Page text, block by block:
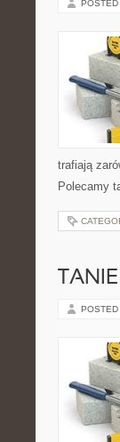
POSTED
trafiają
Polecamy
POSTED